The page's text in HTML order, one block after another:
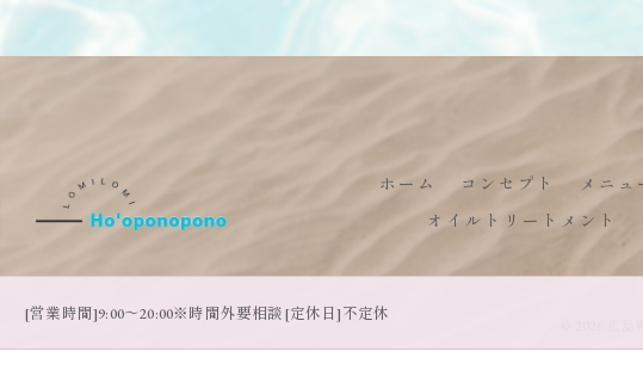
[営業時間]9:00～20:00※時間外要相談[定休日]不定休
ホーム コンセプト メニュ
オイルトリートメント